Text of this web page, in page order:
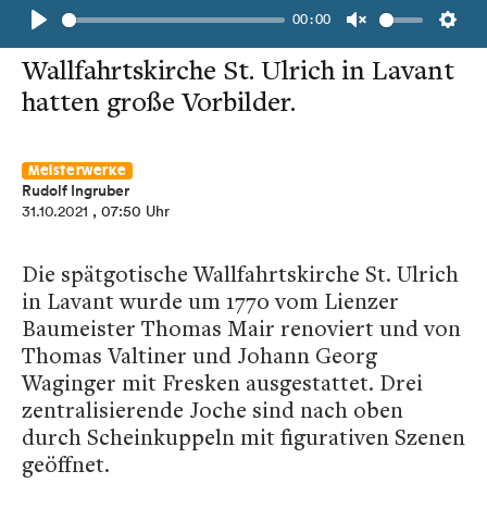
Play
00:00
Unmute
Die Freskenkünstler der
Wallfahrtskirche St. Ulrich in Lavant
hatten große Vorbilder.
Meisterwerke
Rudolf Ingruber
31.10.2021 , 07:50 Uhr
Die spätgotische Wallfahrtskirche St. Ulrich
in Lavant wurde um 1770 vom Lienzer
Baumeister Thomas Mair renoviert und von
Thomas Valtiner und Johann Georg
Waginger mit Fresken ausgestattet. Drei
zentralisierende Joche sind nach oben
durch Scheinkuppeln mit figurativen Szenen
geöffnet.